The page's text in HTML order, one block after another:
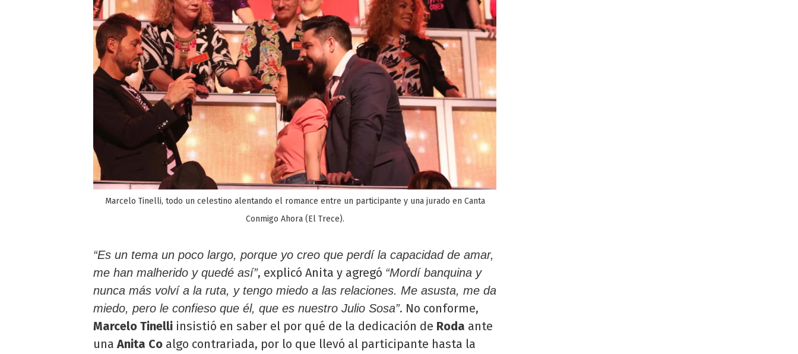
Marcelo Tinelli, todo un celestino alentando el romance entre un participante y una jurado en Canta
Conmigo Ahora (El Trece).
“Es un tema un poco largo, porque yo creo que perdí la capacidad de amar,
me han malherido y quedé así”, explicó Anita y agregó “Mordí banquina y
nunca más volví a la ruta, y tengo miedo a las relaciones. Me asusta, me da
miedo, pero le confieso que él, que es nuestro Julio Sosa”. No conforme,
Marcelo Tinelli insistió en saber el por qué de la dedicación de Roda ante
unaAnita Co algo contrariada, por lo que llevó al participante hasta la